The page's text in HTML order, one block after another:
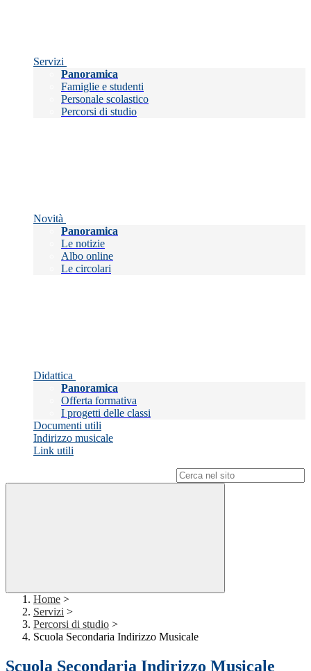
Servizi
Panoramica
Famiglie e studenti
Personale scolastico
Percorsi di studio
Novità
Panoramica
Le notizie
Albo online
Le circolari
Didattica
Panoramica
Offerta formativa
I progetti delle classi
Documenti utili
Indirizzo musicale
Link utili
Home >
Servizi >
Percorsi di studio >
Scuola Secondaria Indirizzo Musicale
Scuola Secondaria Indirizzo Musicale